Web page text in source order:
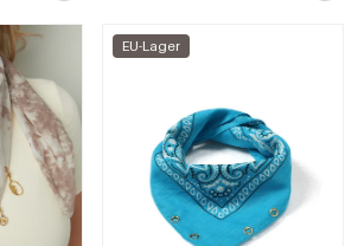
EU-Lager